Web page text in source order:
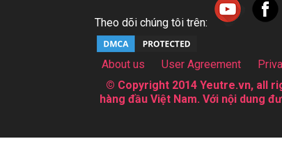
Theo dõi chúng tôi trên:
About us User Agreement
© Copyright 2014 Yeutre.vn, all
hàng đầu Việt Nam. Với nội dung